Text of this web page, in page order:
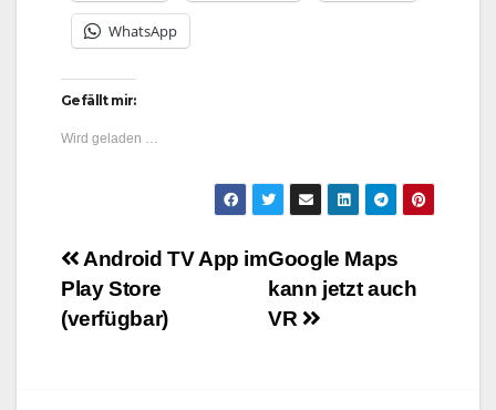
WhatsApp
Gefällt mir:
Wird geladen …
Beitragsnavigation
Google Maps
kann jetzt auch
VR
Android TV App im
Play Store
(verfügbar)